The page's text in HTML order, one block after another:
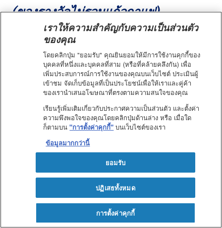
(ของรางวัลไม่รวมแก้วกาแฟ)
รายชื่อ
หมายเลขโทรศัพท์
คุณพรรณธิภา081-9xx-xxx6
คุณจรีรัตน์
081-8xx-xxx0
คุณสมหญิง
065-1xx-xxx9
คุณเรวดี
084-1xx-xxx4
คุณละไม
061-8xx-xxx3
คุณAmporn
061-8xx-xxx6
คุณสุทัตตา
082-1xx-xxx6
คุณสมพร
089-5xx-xxx8
คุณสุรภา
061-4xx-xxx9
098-4xx-xxx9
เราให้ความสำคัญกับความเป็นส่วนตัว
ของคุณ
โดยคลิกปุ่ม "ยอมรับ" คุณยินยอมให้มีการใช้งานคุกกี้ของ
บุคคลที่หนึ่งและบุคคลที่สาม (หรือที่คล้ายคลึงกัน) เพื่อ
เพิ่มประสบการณ์การใช้งานของคุณบนเว็บไซต์ ประเมินผู้
เข้าชม จัดเก็บข้อมูลที่เป็นประโยชน์เพื่อให้เราและคู่ค้า
ของเรานำเสนอโฆษณาที่ตรงตามความสนใจของคุณ
เรียนรู้เพิ่มเติมเกี่ยวกับประกาศความเป็นส่วนตัว และตั้งค่า
ความพึงพอใจของคุณโดยคลิกปุ่มด้านล่าง หรือ เมื่อใด
ก็ตามบน"การตั้งค่าคุกกี้" บนเว็บไซต์ของเรา
ข้อมูลมากกว่านี้
การตั้งค่าคุกกี้
ปฏิเสธทั้งหมด
ยอมรับ